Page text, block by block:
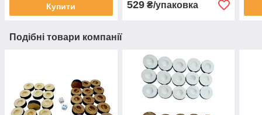
Купити 529₴/упаковка
Подібні товари компанії